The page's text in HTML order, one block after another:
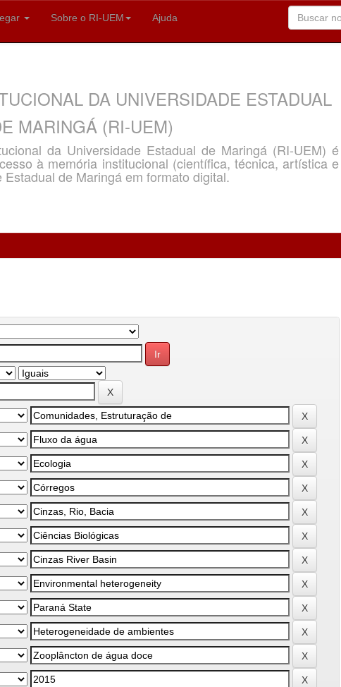
Sobre o RI-UEM Ajuda
DA UNIVERSIDADE ESTADUAL
MARINGÁ (RI-UEM)
da Universidade Estadual de Maringá (RI-UEM) é
à memória institucional (científica, técnica, artística e
de Maringá em formato digital.